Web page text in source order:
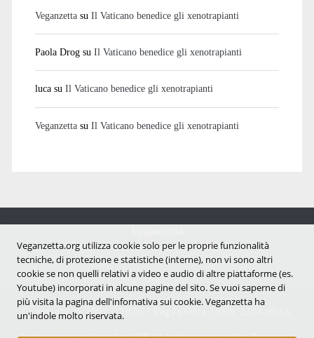
Veganzettasu Il Vaticano benedice gli xenotrapianti
Paola Drogsu Il Vaticano benedice gli xenotrapianti
lucasu Il Vaticano benedice gli xenotrapianti
Veganzettasu Il Vaticano benedice gli xenotrapianti
Notizie dal mondo vegan e antispecista
Copyright © 2007 - 2026 |
Veganzetta.org utilizza cookie solo per le proprie funzionalità
tecniche, di protezione e statistiche (interne), non vi sono altri
cookie se non quelli relativi a video e audio di altre piattaforme (es.
Youtube) incorporati in alcune pagine del sito. Se vuoi saperne di
più visita la pagina dell'infornativa sui cookie. Veganzetta ha
un'indole molto riservata.